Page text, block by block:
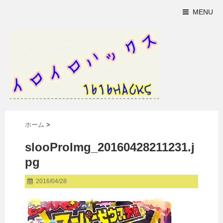
MENU
ホーム >
slooProImg_20160428211231.j
pg
2016/04/28